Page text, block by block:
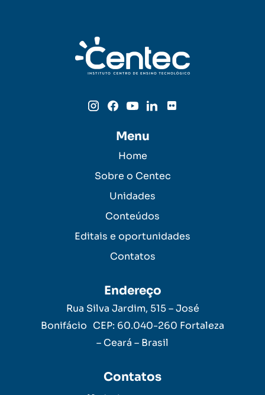
Menu
Home
Sobre o Centec
Unidades
Conteúdos
Editais e oportunidades
Contatos
Endereço
Rua Silva Jardim, 515 – José
Bonifácio CEP: 60.040-260 Fortaleza
– Ceará – Brasil
Contatos